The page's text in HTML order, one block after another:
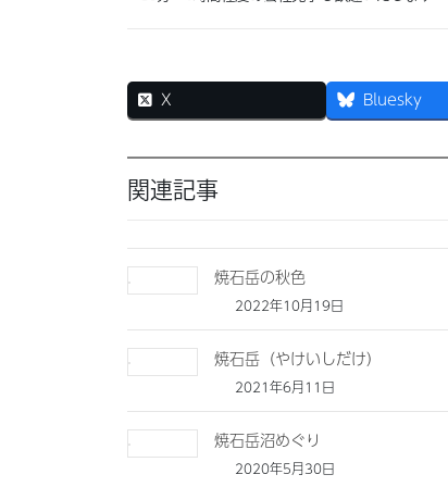
X Bluesky
関連記事
焼石岳の秋色
2022年10月19日
焼石岳（やけいしだけ）
2021年6月11日
焼石岳沼めぐり
2020年5月30日